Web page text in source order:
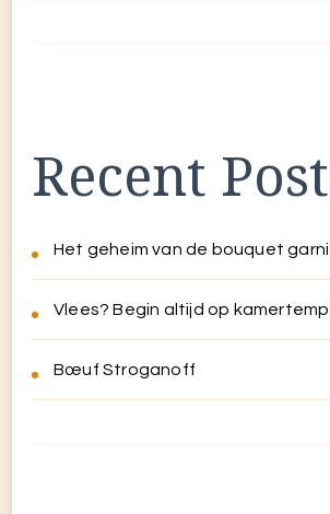
Recent
Het geheim van de bouquet garni
Vlees? Begin altijd op
Bœuf Stroganoff